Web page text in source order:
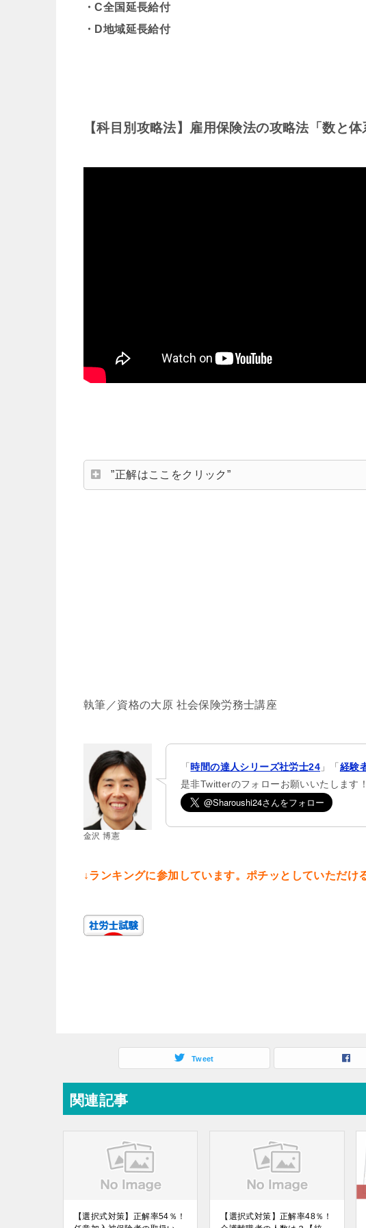
・C全国延長給付
・D地域延長給付
【科目別攻略法】雇用保険法の攻略法「数と体
”正解はここをクリック”
執筆／資格の大原 社会保険労務士講座
金沢 博憲
「 時間の達人シリーズ社労士24 」「 経験
是非Twitterのフォローお願いいたします！
↓ランキングに参加しています。ポチッとしていただけ
Tweet
関連記事
【選択式対策】正解率54％！
【選択式対策】正解率48％！